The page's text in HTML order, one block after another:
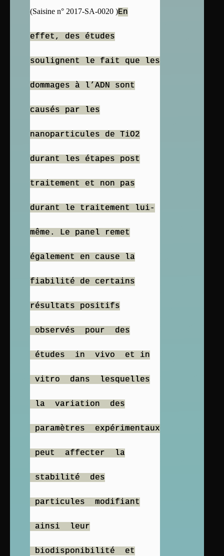
(Saisine n° 2017-SA-0020 )En
effet, des études
soulignent le fait que les
dommages à l’ADN sont
causés par les
nanoparticules de TiO2
durant les étapes post
traitement et non pas
durant le traitement lui-
même. Le panel remet
également en cause la
fiabilité de certains
résultats positifs
observés pour des
études in vivo et in
vitro dans lesquelles
la variation des
paramètres expérimentaux
peut affecter la
stabilité des
particules modifiant
ainsi leur
biodisponibilité et